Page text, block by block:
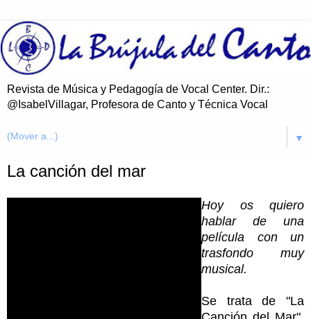
Revista de Música y Pedagogía de Vocal Center. Dir.:
@IsabelVillagar, Profesora de Canto y Técnica Vocal
▼
La canción del mar
Hoy os quiero
hablar de una
película con un
trasfondo muy
musical.
Se trata de "La